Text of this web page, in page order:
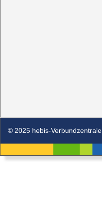
© 2025 hebis-Verbundzentrale